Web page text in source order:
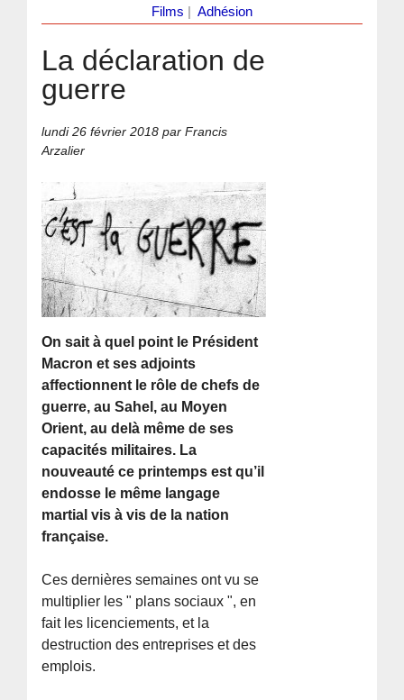
Films
Adhésion
La déclaration de
guerre
lundi 26 février 2018 par Francis
Arzalier
On sait à quel point le Président
Macron et ses adjoints
affectionnent le rôle de chefs de
guerre, au Sahel, au Moyen
Orient, au delà même de ses
capacités militaires. La
nouveauté ce printemps est qu’il
endosse le même langage
martial vis à vis de la nation
française.
Ces dernières semaines ont vu se
multiplier les " plans sociaux ", en
fait les licenciements, et la
destruction des entreprises et des
emplois.